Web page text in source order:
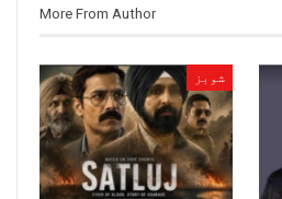
More From Author
شوبز